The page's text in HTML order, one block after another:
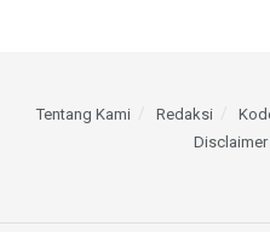
Tentang Kami Redaksi
Disclaimer